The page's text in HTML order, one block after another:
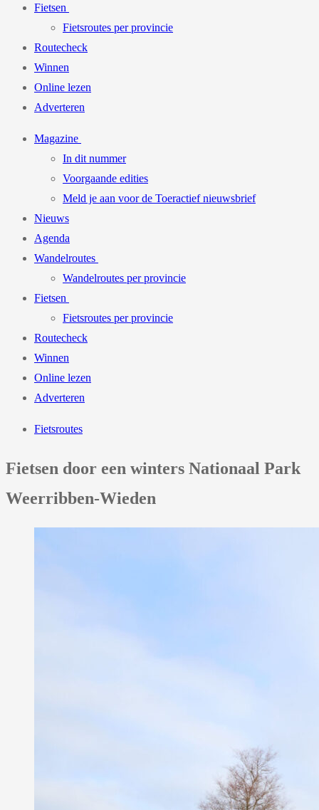
Fietsen
Fietsroutes per provincie
Routecheck
Winnen
Online lezen
Adverteren
Magazine
In dit nummer
Voorgaande edities
Meld je aan voor de Toeractief nieuwsbrief
Nieuws
Agenda
Wandelroutes
Wandelroutes per provincie
Fietsen
Fietsroutes per provincie
Routecheck
Winnen
Online lezen
Adverteren
Fietsroutes
Fietsen door een winters Nationaal Park
Weerribben-Wieden